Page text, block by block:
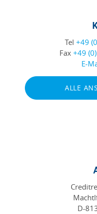
Tel +49
Fax +49
E-
ALLE
D-